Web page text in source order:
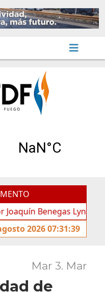
Benegas Lynch por
2026 07:31:39
Mar 3. Mar
de